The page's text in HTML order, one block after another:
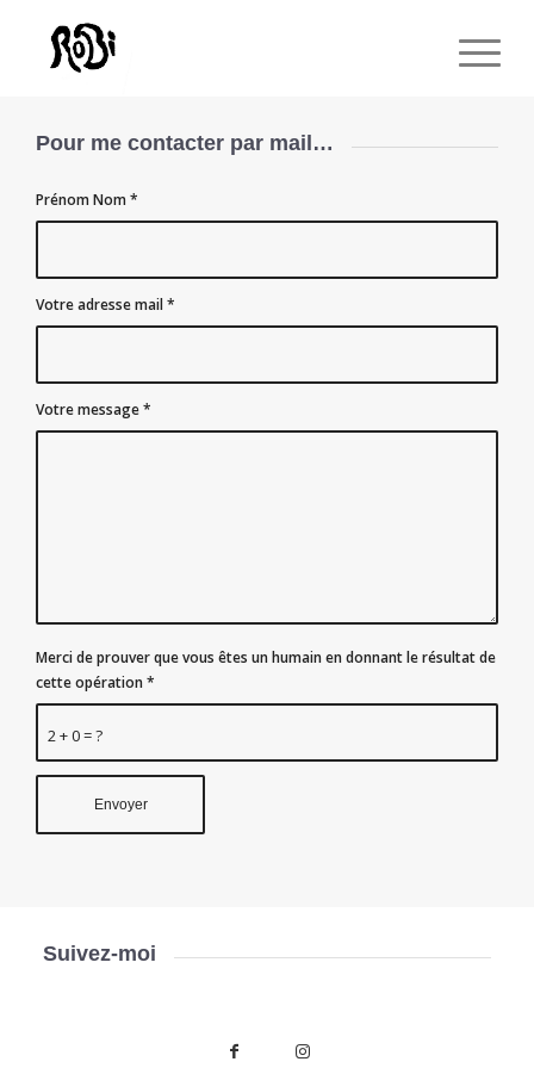
Pour me contacter par mail…
Prénom Nom*
Votre adresse mail*
Votre message*
2 + 0 = ?
Merci de prouver que vous êtes un humain en donnant le résultat de
cette opération*
Suivez-moi